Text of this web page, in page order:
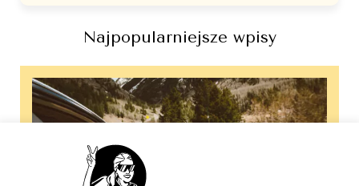
Najpopularniejsze wpisy